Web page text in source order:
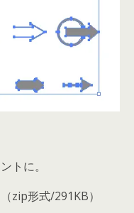
トに。
zip形式/291KB）